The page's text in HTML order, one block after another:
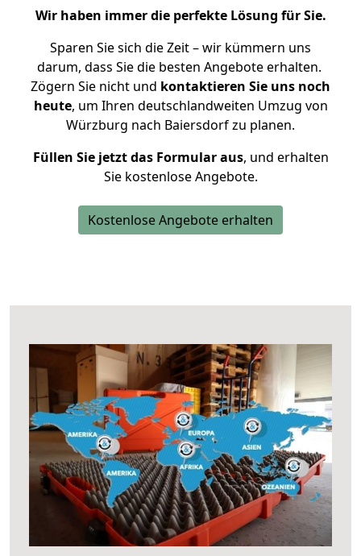
Wir haben immer die perfekte Lösung für Sie.
Sparen Sie sich die Zeit – wir kümmern uns
darum, dass Sie die besten Angebote erhalten.
Zögern Sie nicht und kontaktieren Sie uns noch
heute, um Ihren deutschlandweiten Umzug von
Würzburg nach Baiersdorf zu planen.
Füllen Sie jetzt das Formular aus, und erhalten
Sie kostenlose Angebote.
Kostenlose Angebote erhalten